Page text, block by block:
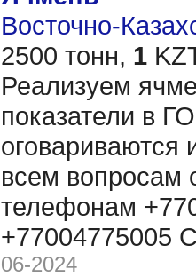
Восточно-
2500 тонн, 1
Реализуем
показатели в
оговариваются
всем вопросам
телефонам
+77004775005
06-2024